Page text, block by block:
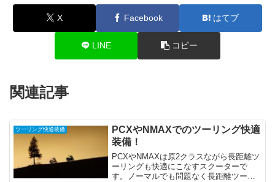
X Facebook はてブ
LINE コピー
関連記事
ツーリング快適装備
PCXやNMAXでのツーリング快適
装備！
PCXやNMAXは原2クラスながら長距離ツ
ーリングも快適にこなすスクーターで
す。ノーマルでも問題なく長距離ツーリ